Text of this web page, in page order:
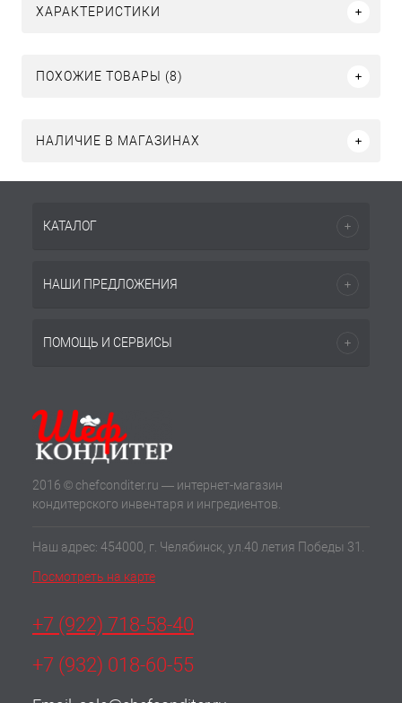
ХАРАКТЕРИСТИКИ
ПОХОЖИЕ ТОВАРЫ (8)
НАЛИЧИЕ В МАГАЗИНАХ
КАТАЛОГ
НАШИ ПРЕДЛОЖЕНИЯ
ПОМОЩЬ И СЕРВИСЫ
2016 © chefconditer.ru — интернет-магазин
кондитерского инвентаря и ингредиентов.
Наш адрес: 454000, г. Челябинск, ул.40 летия Победы 31.
Посмотреть на карте
+7 (922) 718-58-40
+7 (932) 018-60-55